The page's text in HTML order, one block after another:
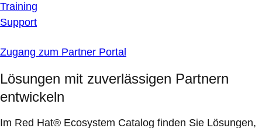
Training
Support
Zugang zum Partner Portal
Lösungen mit zuverlässigen Partnern
entwickeln
Im Red Hat® Ecosystem Catalog finden Sie Lösungen,